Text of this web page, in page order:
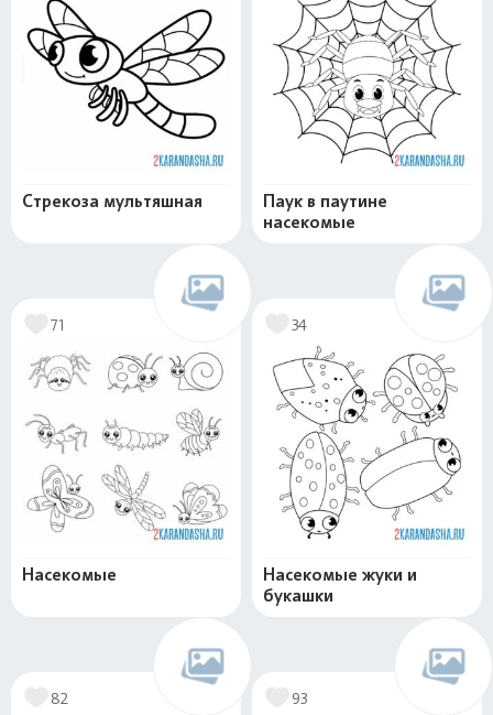
Стрекоза мультяшная
Паук в паутине
насекомые
71
Насекомые
34
Насекомые жуки и
букашки
82 93